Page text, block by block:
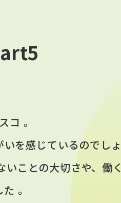
コ 。
を感じているのでし
ことの大切さや、働
。